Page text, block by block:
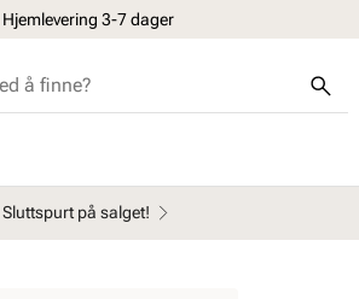
Hjemlevering 3-7 dager
Sluttspurt på salget!